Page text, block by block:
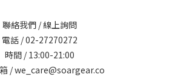
聯絡我們 / 線上詢問
電話 / 02-27270272
時間 / 13:00-21:00
/ we_care@soargear.co